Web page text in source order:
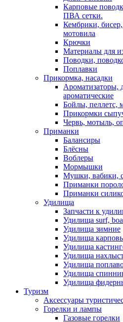
Карповые
ПВА сетки.
Кембрики,
мотовила
Крючки
Материалы для
Поводки,
Поплавки
Прикормка, насадки
Ароматизаторы,
ароматические
Бойлы, пеллетс,
Прикормки
Червь, мотыль,
Приманки
Балансиры
Блёсны
Воблеры
Мормышки
Мушки, вабики,
Приманки
Приманки
Удилища
Запчасти к
Удилища surf,
Удилища зимние
Удилища
Удилища
Удилища
Удилища
Удилища
Удилища
Туризм
Аксессуары
Горелки и лампы
Газовые горелки